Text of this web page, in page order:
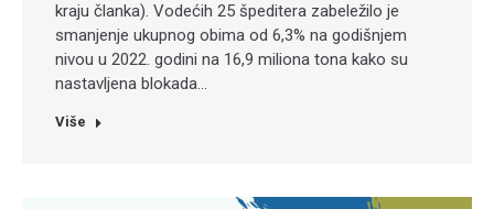
kraju članka). Vodećih 25 špeditera zabeležilo je
smanjenje ukupnog obima od 6,3% na godišnjem
nivou u 2022. godini na 16,9 miliona tona kako su
nastavljena blokada…
Više